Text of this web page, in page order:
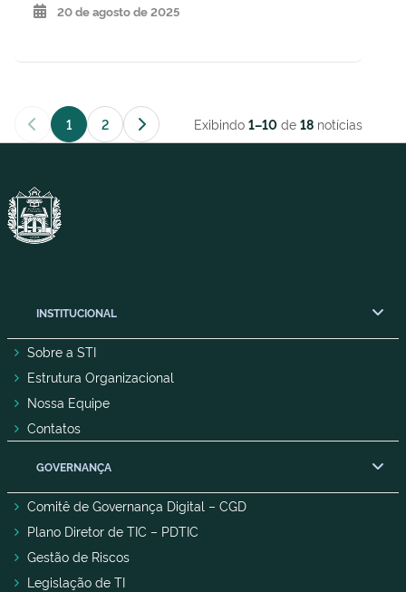
20 de agosto de 2025
1 2 Exibindo 1–10 de 18 notícias
INSTITUCIONAL
Sobre a STI
Estrutura Organizacional
Nossa Equipe
Contatos
GOVERNANÇA
Comitê de Governança Digital – CGD
Plano Diretor de TIC – PDTIC
Gestão de Riscos
Legislação de TI